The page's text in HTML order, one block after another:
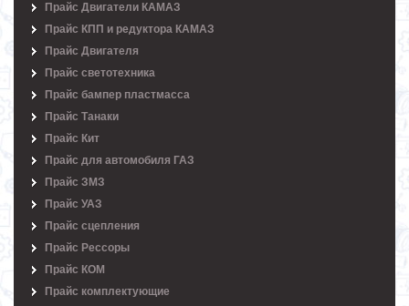
Прайс Двигатели КАМАЗ
Прайс КПП и редуктора КАМАЗ
Прайс Двигателя
Прайс светотехника
Прайс бампер пластмасса
Прайс Танаки
Прайс Кит
Прайс для автомобиля ГАЗ
Прайс ЗМЗ
Прайс УАЗ
Прайс сцепления
Прайс Рессоры
Прайс КОМ
Прайс комплектующие